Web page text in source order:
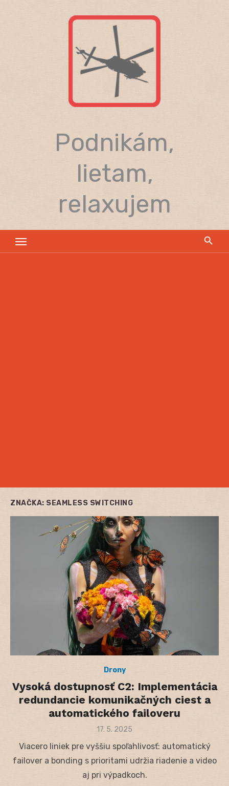
Podnikám,
lietam,
relaxujem
ZNAČKA: SEAMLESS SWITCHING
Drony
Vysoká dostupnosť C2: Implementácia
redundancie komunikačných ciest a
automatického failoveru
Posted
17. 5. 2025
Viacero liniek pre vyššiu spoľahlivosť: automatický
failover a bonding s prioritami udržia riadenie a video
aj pri výpadkoch.